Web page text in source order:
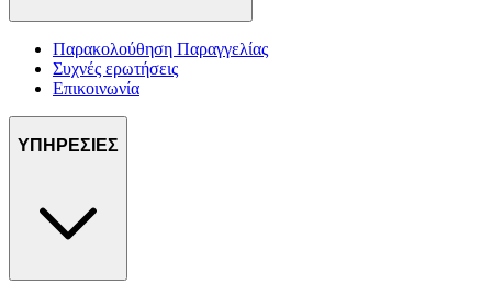
Παρακολούθηση Παραγγελίας
Συχνές ερωτήσεις
Επικοινωνία
ΥΠΗΡΕΣΙΕΣ